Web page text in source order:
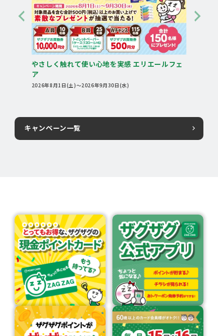
やさしく触れて使い心地を実感 エリエールフェ
ア
2026年8月1日(土)〜2026年9月30日(水)
キャンペーン一覧